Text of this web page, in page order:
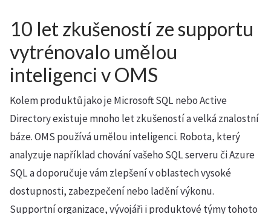
10 let zkušeností ze supportu
vytrénovalo umělou
inteligenci v OMS
Kolem produktů jako je Microsoft SQL nebo Active
Directory existuje mnoho let zkušeností a velká znalostní
báze. OMS používá umělou inteligenci. Robota, který
analyzuje například chování vašeho SQL serveru či Azure
SQL a doporučuje vám zlepšení v oblastech vysoké
dostupnosti, zabezpečení nebo ladění výkonu.
Supportní organizace, vývojáři i produktové týmy tohoto